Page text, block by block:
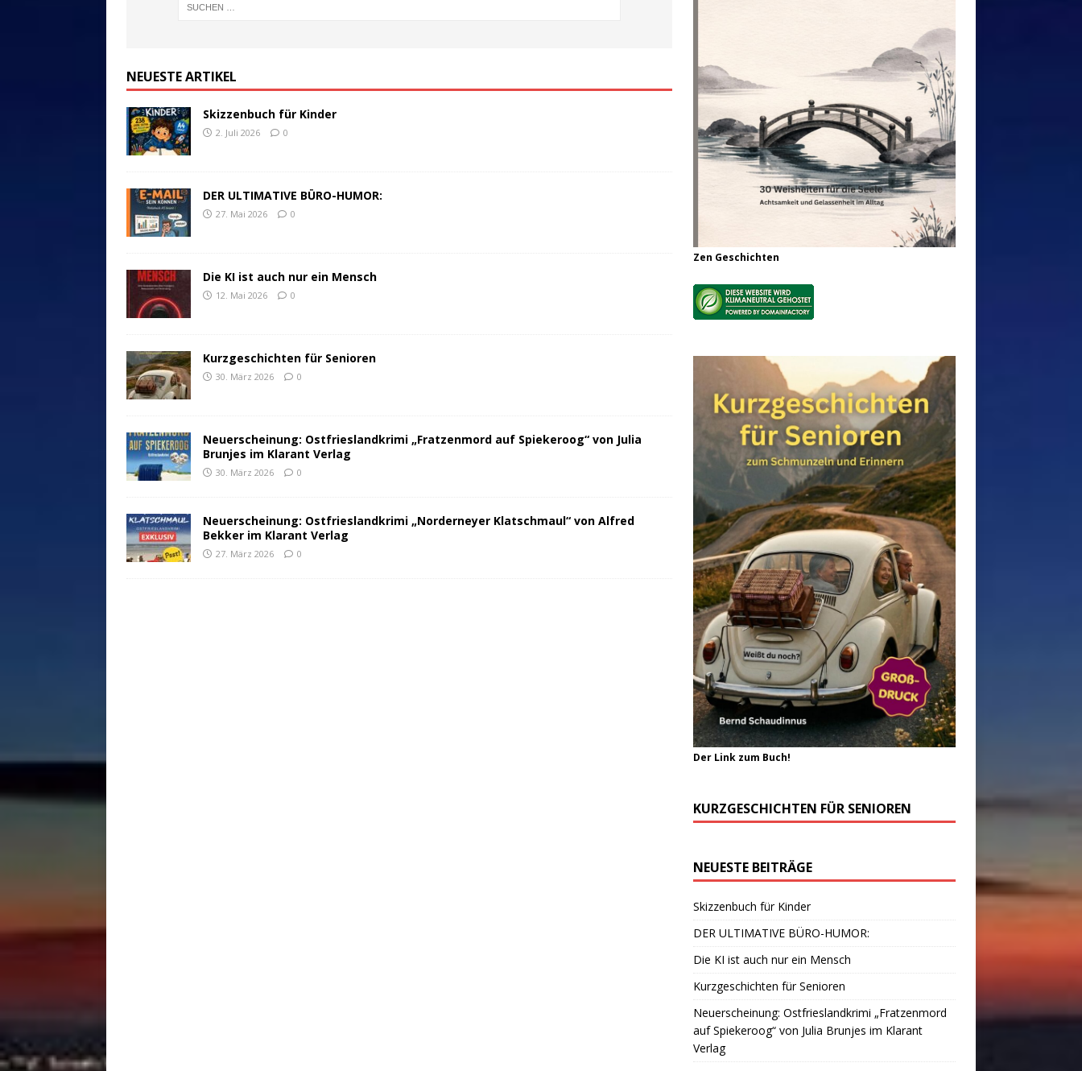
NEUESTE ARTIKEL
Skizzenbuch für Kinder
2. Juli 2026 0
DER ULTIMATIVE BÜRO-HUMOR:
27. Mai 2026 0
Die KI ist auch nur ein Mensch
12. Mai 2026 0
Kurzgeschichten für Senioren
30. März 2026 0
Neuerscheinung: Ostfrieslandkrimi „Fratzenmord auf Spiekeroog“ von Julia
Brunjes im Klarant Verlag
30. März 2026 0
Neuerscheinung: Ostfrieslandkrimi „Norderneyer Klatschmaul“ von Alfred
Bekker im Klarant Verlag
27. März 2026 0
Zen Geschichten
Der Link zum Buch!
KURZGESCHICHTEN FÜR SENIOREN
NEUESTE BEITRÄGE
Skizzenbuch für Kinder
DER ULTIMATIVE BÜRO-HUMOR:
Die KI ist auch nur ein Mensch
Kurzgeschichten für Senioren
Neuerscheinung: Ostfrieslandkrimi „Fratzenmord
auf Spiekeroog“ von Julia Brunjes im Klarant
Verlag